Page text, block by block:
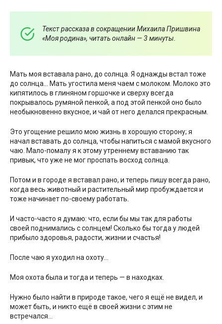
Текст рассказа в сокращении Михаила Пришвина
«Моя родина», читать онлайн — 3 минуты.
Мать моя вставала рано, до солнца. Я однажды встал тоже
до солнца… Мать угостила меня чаем с молоком. Молоко это
кипятилось в глиняном горшочке и сверху всегда
покрывалось румяной пенкой, а под этой пенкой оно было
необыкновенно вкусное, и чай от него делался прекрасным.
Это угощение решило мою жизнь в хорошую сторону; я
начал вставать до солнца, чтобы напиться с мамой вкусного
чаю. Мало-помалу я к этому утреннему вставанию так
привык, что уже не мог проспать восход солнца.
Потом и в городе я вставал рано, и теперь пишу всегда рано,
когда весь животный и растительный мир пробуждается и
тоже начинает по-своему работать.
И часто-часто я думаю: что, если бы мы так для работы
своей поднимались с солнцем! Сколько бы тогда у людей
прибыло здоровья, радости, жизни и счастья!
После чаю я уходил на охоту…
Моя охота была и тогда и теперь — в находках.
Нужно было найти в природе такое, чего я ещё не видел, и
может быть, и никто ещё в своей жизни с этим не
встречался…